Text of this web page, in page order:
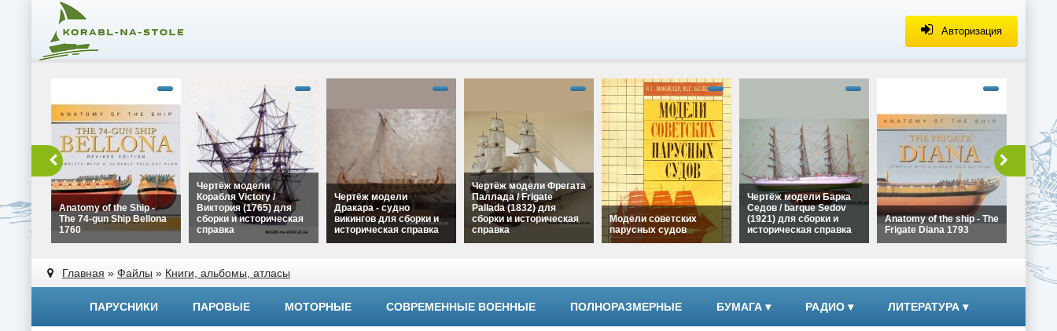
Авторизация
The 74-gun Ship Bellona
1760" width="320"
height="180">
Anatomy of the Ship -
The 74-gun Ship Bellona
1760
Виктория (1765) для
сборки и историческая
справка" width="320"
height="180">
Чертёж модели
Корабля Victory /
Виктория (1765) для
сборки и историческая
справка
width="320"
Чертёж модели
Дракара - судно
викингов для сборки и
историческая справка
Frigate Pallada (1832)
для сборки и
историческая справка"
width="320"
Чертёж модели Фрегата
Паллада / Frigate
Pallada (1832) для
сборки и историческая
справка
парусных судов"
width="320"
Модели советских
парусных судов
width="320"
Чертёж модели Барка
Седов / barque Sedov
(1921) для сборки и
историческая справка
width="320"
height="180">
Anatomy of the ship - The
Frigate Diana 1793
сборки
Ла
Главная » Файлы » Книги, альбомы, атласы
ПАРУСНИКИ ПАРОВЫЕ МОТОРНЫЕ СОВРЕМЕННЫЕ ВОЕННЫЕ ПОЛНОРАЗМЕРНЫЕ БУМАГА ▾ РАДИО ▾ ЛИТЕРАТУРА ▾